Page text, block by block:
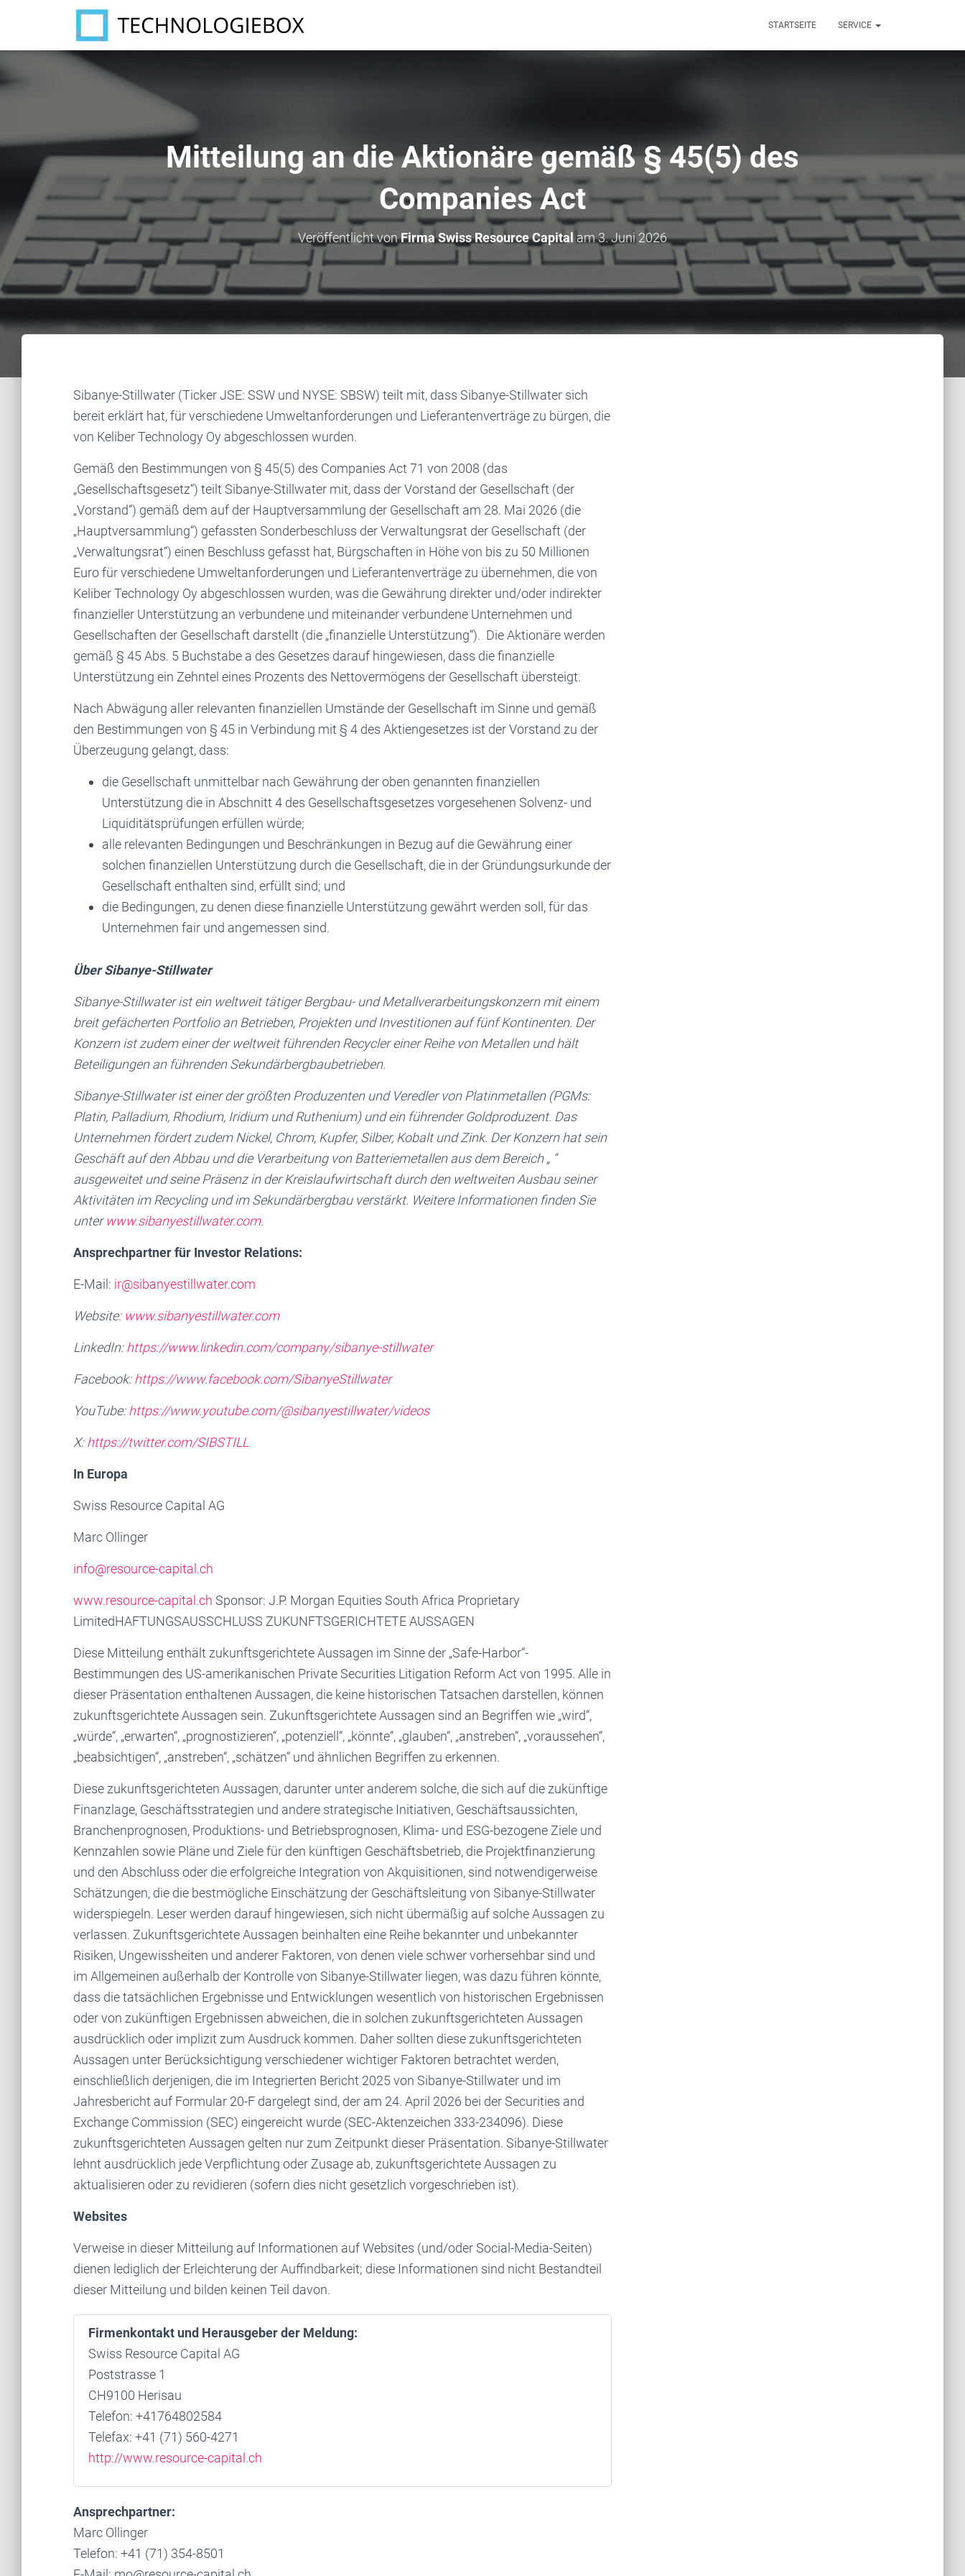
STARTSEITE SERVICE
Mitteilung an die Aktionäre gemäß § 45(5) des
Companies Act
Veröffentlicht vonFirma Swiss Resource Capital am3. Juni 2026
Sibanye-Stillwater (Ticker JSE: SSW und NYSE: SBSW) teilt mit, dass Sibanye-Stillwater sich
bereit erklärt hat, für verschiedene Umweltanforderungen und Lieferantenverträge zu bürgen, die
von Keliber Technology Oy abgeschlossen wurden.
Gemäß den Bestimmungen von § 45(5) des Companies Act 71 von 2008 (das
„Gesellschaftsgesetz“) teilt Sibanye-Stillwater mit, dass der Vorstand der Gesellschaft (der
„Vorstand“) gemäß dem auf der Hauptversammlung der Gesellschaft am 28. Mai 2026 (die
„Hauptversammlung“) gefassten Sonderbeschluss der Verwaltungsrat der Gesellschaft (der
„Verwaltungsrat“) einen Beschluss gefasst hat, Bürgschaften in Höhe von bis zu 50 Millionen
Euro für verschiedene Umweltanforderungen und Lieferantenverträge zu übernehmen, die von
Keliber Technology Oy abgeschlossen wurden, was die Gewährung direkter und/oder indirekter
finanzieller Unterstützung an verbundene und miteinander verbundene Unternehmen und
Gesellschaften der Gesellschaft darstellt (die „finanzielle Unterstützung“). Die Aktionäre werden
gemäß § 45 Abs. 5 Buchstabe a des Gesetzes darauf hingewiesen, dass die finanzielle
Unterstützung ein Zehntel eines Prozents des Nettovermögens der Gesellschaft übersteigt.
Nach Abwägung aller relevanten finanziellen Umstände der Gesellschaft im Sinne und gemäß
den Bestimmungen von § 45 in Verbindung mit § 4 des Aktiengesetzes ist der Vorstand zu der
Überzeugung gelangt, dass:
die Gesellschaft unmittelbar nach Gewährung der oben genannten finanziellen
Unterstützung die in Abschnitt 4 des Gesellschaftsgesetzes vorgesehenen Solvenz- und
Liquiditätsprüfungen erfüllen würde;
alle relevanten Bedingungen und Beschränkungen in Bezug auf die Gewährung einer
solchen finanziellen Unterstützung durch die Gesellschaft, die in der Gründungsurkunde der
Gesellschaft enthalten sind, erfüllt sind; und
die Bedingungen, zu denen diese finanzielle Unterstützung gewährt werden soll, für das
Unternehmen fair und angemessen sind.
Über Sibanye-Stillwater
Sibanye-Stillwater ist ein weltweit tätiger Bergbau- und Metallverarbeitungskonzern mit einem
breit gefächerten Portfolio an Betrieben, Projekten und Investitionen auf fünf Kontinenten. Der
Konzern ist zudem einer der weltweit führenden Recycler einer Reihe von Metallen und hält
Beteiligungen an führenden Sekundärbergbaubetrieben.
Sibanye-Stillwater ist einer der größten Produzenten und Veredler von Platinmetallen (PGMs:
Platin, Palladium, Rhodium, Iridium und Ruthenium) und ein führender Goldproduzent. Das
Unternehmen fördert zudem Nickel, Chrom, Kupfer, Silber, Kobalt und Zink. Der Konzern hat sein
Geschäft auf den Abbau und die Verarbeitung von Batteriemetallen aus dem Bereich „ “
ausgeweitet und seine Präsenz in der Kreislaufwirtschaft durch den weltweiten Ausbau seiner
Aktivitäten im Recycling und im Sekundärbergbau verstärkt. Weitere Informationen finden Sie
unterwww.sibanyestillwater.com.
Ansprechpartner für Investor Relations:
E-Mail: ir@sibanyestillwater.com
Website:www.sibanyestillwater.com
LinkedIn:https://www.linkedin.com/company/sibanye-stillwater
Facebook:https://www.facebook.com/SibanyeStillwater
YouTube:https://www.youtube.com/@sibanyestillwater/videos
X:https://twitter.com/SIBSTILL
In Europa
Swiss Resource Capital AG
Marc Ollinger
info@resource-capital.ch
www.resource-capital.ch Sponsor: J.P. Morgan Equities South Africa Proprietary
LimitedHAFTUNGSAUSSCHLUSS ZUKUNFTSGERICHTETE AUSSAGEN
Diese Mitteilung enthält zukunftsgerichtete Aussagen im Sinne der „Safe-Harbor“-
Bestimmungen des US-amerikanischen Private Securities Litigation Reform Act von 1995. Alle in
dieser Präsentation enthaltenen Aussagen, die keine historischen Tatsachen darstellen, können
zukunftsgerichtete Aussagen sein. Zukunftsgerichtete Aussagen sind an Begriffen wie „wird“,
„würde“, „erwarten“, „prognostizieren“, „potenziell“, „könnte“, „glauben“, „anstreben“, „voraussehen“,
„beabsichtigen“, „anstreben“, „schätzen“ und ähnlichen Begriffen zu erkennen.
Diese zukunftsgerichteten Aussagen, darunter unter anderem solche, die sich auf die zukünftige
Finanzlage, Geschäftsstrategien und andere strategische Initiativen, Geschäftsaussichten,
Branchenprognosen, Produktions- und Betriebsprognosen, Klima- und ESG-bezogene Ziele und
Kennzahlen sowie Pläne und Ziele für den künftigen Geschäftsbetrieb, die Projektfinanzierung
und den Abschluss oder die erfolgreiche Integration von Akquisitionen, sind notwendigerweise
Schätzungen, die die bestmögliche Einschätzung der Geschäftsleitung von Sibanye-Stillwater
widerspiegeln. Leser werden darauf hingewiesen, sich nicht übermäßig auf solche Aussagen zu
verlassen. Zukunftsgerichtete Aussagen beinhalten eine Reihe bekannter und unbekannter
Risiken, Ungewissheiten und anderer Faktoren, von denen viele schwer vorhersehbar sind und
im Allgemeinen außerhalb der Kontrolle von Sibanye-Stillwater liegen, was dazu führen könnte,
dass die tatsächlichen Ergebnisse und Entwicklungen wesentlich von historischen Ergebnissen
oder von zukünftigen Ergebnissen abweichen, die in solchen zukunftsgerichteten Aussagen
ausdrücklich oder implizit zum Ausdruck kommen. Daher sollten diese zukunftsgerichteten
Aussagen unter Berücksichtigung verschiedener wichtiger Faktoren betrachtet werden,
einschließlich derjenigen, die im Integrierten Bericht 2025 von Sibanye-Stillwater und im
Jahresbericht auf Formular 20-F dargelegt sind, der am 24. April 2026 bei der Securities and
Exchange Commission (SEC) eingereicht wurde (SEC-Aktenzeichen 333-234096). Diese
zukunftsgerichteten Aussagen gelten nur zum Zeitpunkt dieser Präsentation. Sibanye-Stillwater
lehnt ausdrücklich jede Verpflichtung oder Zusage ab, zukunftsgerichtete Aussagen zu
aktualisieren oder zu revidieren (sofern dies nicht gesetzlich vorgeschrieben ist).
Websites
Verweise in dieser Mitteilung auf Informationen auf Websites (und/oder Social-Media-Seiten)
dienen lediglich der Erleichterung der Auffindbarkeit; diese Informationen sind nicht Bestandteil
dieser Mitteilung und bilden keinen Teil davon.
Firmenkontakt und Herausgeber der Meldung:
Swiss Resource Capital AG
Poststrasse 1
CH9100 Herisau
Telefon: +41764802584
Telefax: +41 (71) 560-4271
http://www.resource-capital.ch
Ansprechpartner:
Marc Ollinger
Telefon: +41 (71) 354-8501